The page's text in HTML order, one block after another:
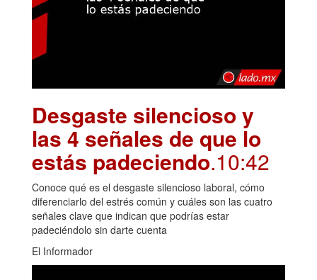
Desgaste silencioso y
las 4 señales de que lo
estás padeciendo.10:42
Conoce qué es el desgaste silencioso laboral, cómo
diferenciarlo del estrés común y cuáles son las cuatro
señales clave que indican que podrías estar
padeciéndolo sin darte cuenta
El Informador